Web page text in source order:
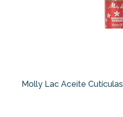
Molly Lac Aceite